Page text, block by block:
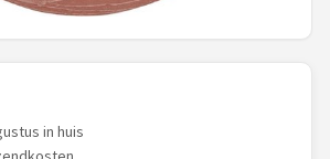
in huis